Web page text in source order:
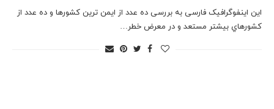
این اینفوگرافیک فارسی به بررسی ده عدد از ايمن ترين كشورها و ده عدد از
كشورهاي بيشتر مستعد و در معرض خطر…